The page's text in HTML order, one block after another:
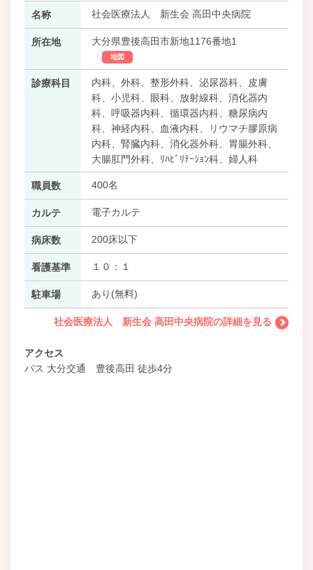
名称 社会医療法人 新生会 高田中央病院
所在地 大分県豊後高田市新地1176番地1
地図
診療科目
内科、外科、整形外科、泌尿器科、皮膚
科、小児科、眼科、放射線科、消化器内
科、呼吸器内科、循環器内科、糖尿病内
科、神経内科、血液内科、リウマチ膠原病
内科、腎臓内科、消化器外科、胃腸外科、
大腸肛門外科、ﾘﾊﾋﾞﾘﾃｰｼｮﾝ科、婦人科
職員数 400名
カルテ 電子カルテ
病床数 200床以下
看護基準 １０：１
駐車場 あり(無料)
社会医療法人 新生会 高田中央病院の詳細を見る
アクセス
バス 大分交通 豊後高田 徒歩4分